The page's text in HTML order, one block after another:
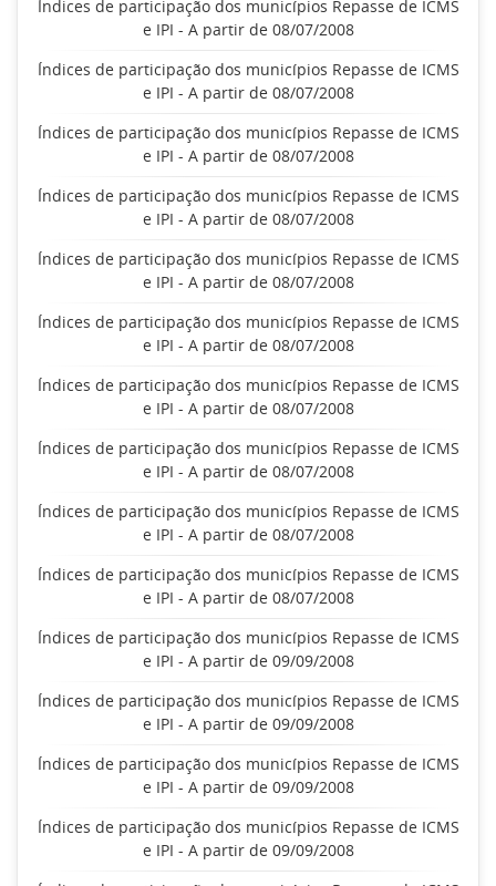
Índices de participação dos municípios Repasse de ICMS
e IPI - A partir de 08/07/2008
Índices de participação dos municípios Repasse de ICMS
e IPI - A partir de 08/07/2008
Índices de participação dos municípios Repasse de ICMS
e IPI - A partir de 08/07/2008
Índices de participação dos municípios Repasse de ICMS
e IPI - A partir de 08/07/2008
Índices de participação dos municípios Repasse de ICMS
e IPI - A partir de 08/07/2008
Índices de participação dos municípios Repasse de ICMS
e IPI - A partir de 08/07/2008
Índices de participação dos municípios Repasse de ICMS
e IPI - A partir de 08/07/2008
Índices de participação dos municípios Repasse de ICMS
e IPI - A partir de 08/07/2008
Índices de participação dos municípios Repasse de ICMS
e IPI - A partir de 08/07/2008
Índices de participação dos municípios Repasse de ICMS
e IPI - A partir de 08/07/2008
Índices de participação dos municípios Repasse de ICMS
e IPI - A partir de 09/09/2008
Índices de participação dos municípios Repasse de ICMS
e IPI - A partir de 09/09/2008
Índices de participação dos municípios Repasse de ICMS
e IPI - A partir de 09/09/2008
Índices de participação dos municípios Repasse de ICMS
e IPI - A partir de 09/09/2008